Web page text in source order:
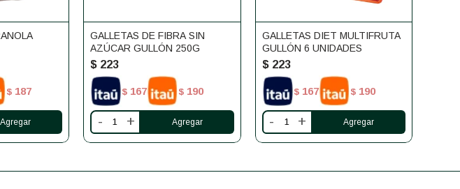
$ 187
GALLETAS DE FIBRA SIN
AZÚCAR GULLÓN 250G
$ 223
$ 167 $ 190
- +
GALLETAS DIET MULTIFRUTA
GULLÓN 6 UNIDADES
$ 223
$ 167 $ 190
- +